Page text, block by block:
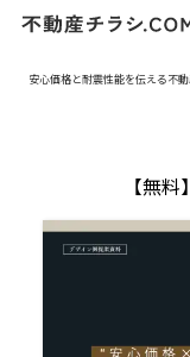
安心価格と耐震性能を伝える不
【無